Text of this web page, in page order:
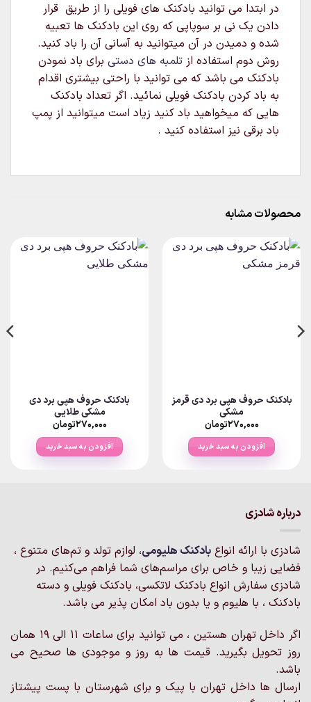
در ابتدا می توانید بادکنک های فویلی را از طریق قرار
دادن یک نی بر سوپاپی که روی این بادکنک ها تعبیه
شده و دمیدن در آن میتوانید به آسانی آن را باد کنید.
روش دوم استفاده از تلمبه های دستی برای باد نمودن
بادکنک می باشد که می توانید با راحتی بیشتری اقدام
به باد کردن بادکنک فویلی نمائید. اگر تعداد بادکنک
هایی که میخواهید باد کنید زیاد است میتوانید از پمپ
باد برقی نیز استفاده کنید .
محصولات مشابه
بادکنک حروف هپی برد دی قرمز
مشکی
۲۷۰,۰۰۰تومان
افزودن به سبد خرید
بادکنک حروف هپی برد دی
مشکی طلایی
۲۷۰,۰۰۰تومان
افزودن به سبد خرید
درباره شادزی
شادزی با ارائه انواع بادکنک‌ هلیومی، لوازم تولد و تم‌های متنوع ،
فضایی زیبا و خاص برای مراسم‌های شما فراهم می‌کنیم. در
شادزی سفارش انواع بادکنک لاتکسی، بادکنک فویلی و دسته
بادکنک ، با هلیوم و یا بدون باد امکان پذیر می باشد.
اگر داخل تهران هستین ، می توانید برای ساعات 11 الی 19 همان
روز تحویل بگیرید. قیمت ها به روز و موجودی ها صحیح می
باشد.
ارسال ها داخل تهران با پیک و برای شهرستان با پست پیشتاز